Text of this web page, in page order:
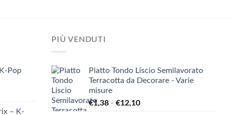
Pop
– K-
PIÙ VENDUTI
Piatto Tondo Liscio Semilavorato
Terracotta da Decorare - Varie
misure
€1,38 - €12,10Fascia